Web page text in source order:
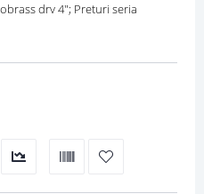
drv 4"; Preturi seria